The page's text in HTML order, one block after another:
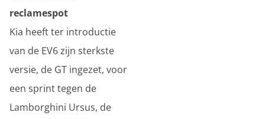
reclamespot
Kia heeft ter introductie
van de EV6 zijn sterkste
versie, de GT ingezet, voor
een sprint tegen de
Lamborghini Ursus, de